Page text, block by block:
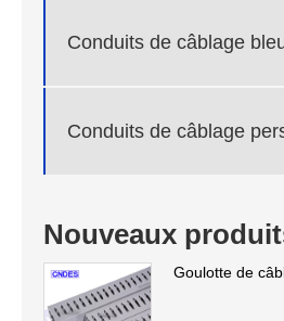
Conduits de câblage
Conduits de câblage
Nouveaux
Goulotte de